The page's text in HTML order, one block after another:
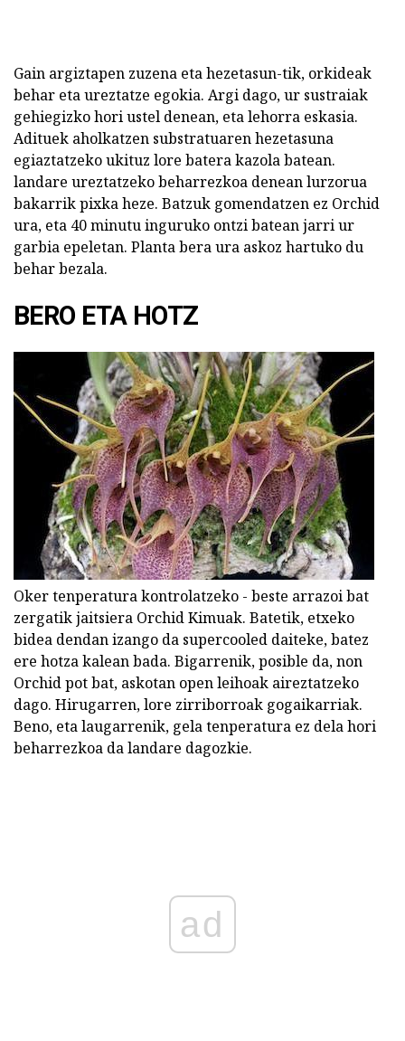
Gain argiztapen zuzena eta hezetasun-tik, orkideak
behar eta ureztatze egokia. Argi dago, ur sustraiak
gehiegizko hori ustel denean, eta lehorra eskasia.
Adituek aholkatzen substratuaren hezetasuna
egiaztatzeko ukituz lore batera kazola batean.
landare ureztatzeko beharrezkoa denean lurzorua
bakarrik pixka heze. Batzuk gomendatzen ez Orchid
ura, eta 40 minutu inguruko ontzi batean jarri ur
garbia epeletan. Planta bera ura askoz hartuko du
behar bezala.
BERO ETA HOTZ
Oker tenperatura kontrolatzeko - beste arrazoi bat
zergatik jaitsiera Orchid Kimuak. Batetik, etxeko
bidea dendan izango da supercooled daiteke, batez
ere hotza kalean bada. Bigarrenik, posible da, non
Orchid pot bat, askotan open leihoak aireztatzeko
dago. Hirugarren, lore zirriborroak gogaikarriak.
Beno, eta laugarrenik, gela tenperatura ez dela hori
beharrezkoa da landare dagozkie.
ad